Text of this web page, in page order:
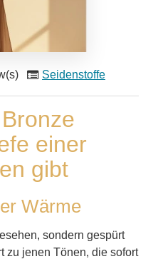
Seidenstoffe
einer
gibt
Wärme
sondern gespürt
zu jenen Tönen, die sofort